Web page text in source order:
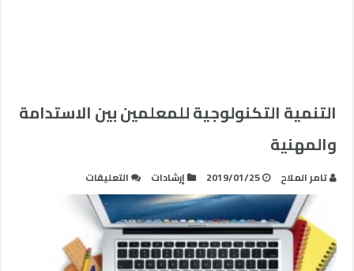
التنمية التكنولوجية للمعلمين بين الاستدامة
والمهنية
تامر الملاح 2019/01/25 إرشادات التعليقات
التنمية
بين